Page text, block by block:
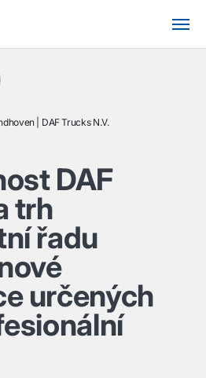
DAF Trucks N.V.
DAF
trh
řadu
určených